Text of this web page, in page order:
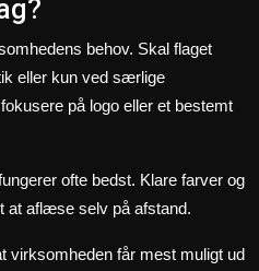
behov. Skal flaget
eller kun ved særlige
på logo eller et bestemt
ofte bedst. Klare farver og
at aflæse selv på afstand.
virksomheden får mest muligt ud